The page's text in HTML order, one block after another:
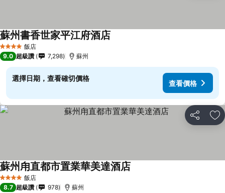
4 星級 飯店
蘇州書香世家平江府酒店
9.0 超級讚 7,298 蘇州
選擇日期，查看確切價格
查看價格
分享 加
4 星級 飯店
蘇州甪直都市置業華美達酒店
8.7 超級讚 978 蘇州